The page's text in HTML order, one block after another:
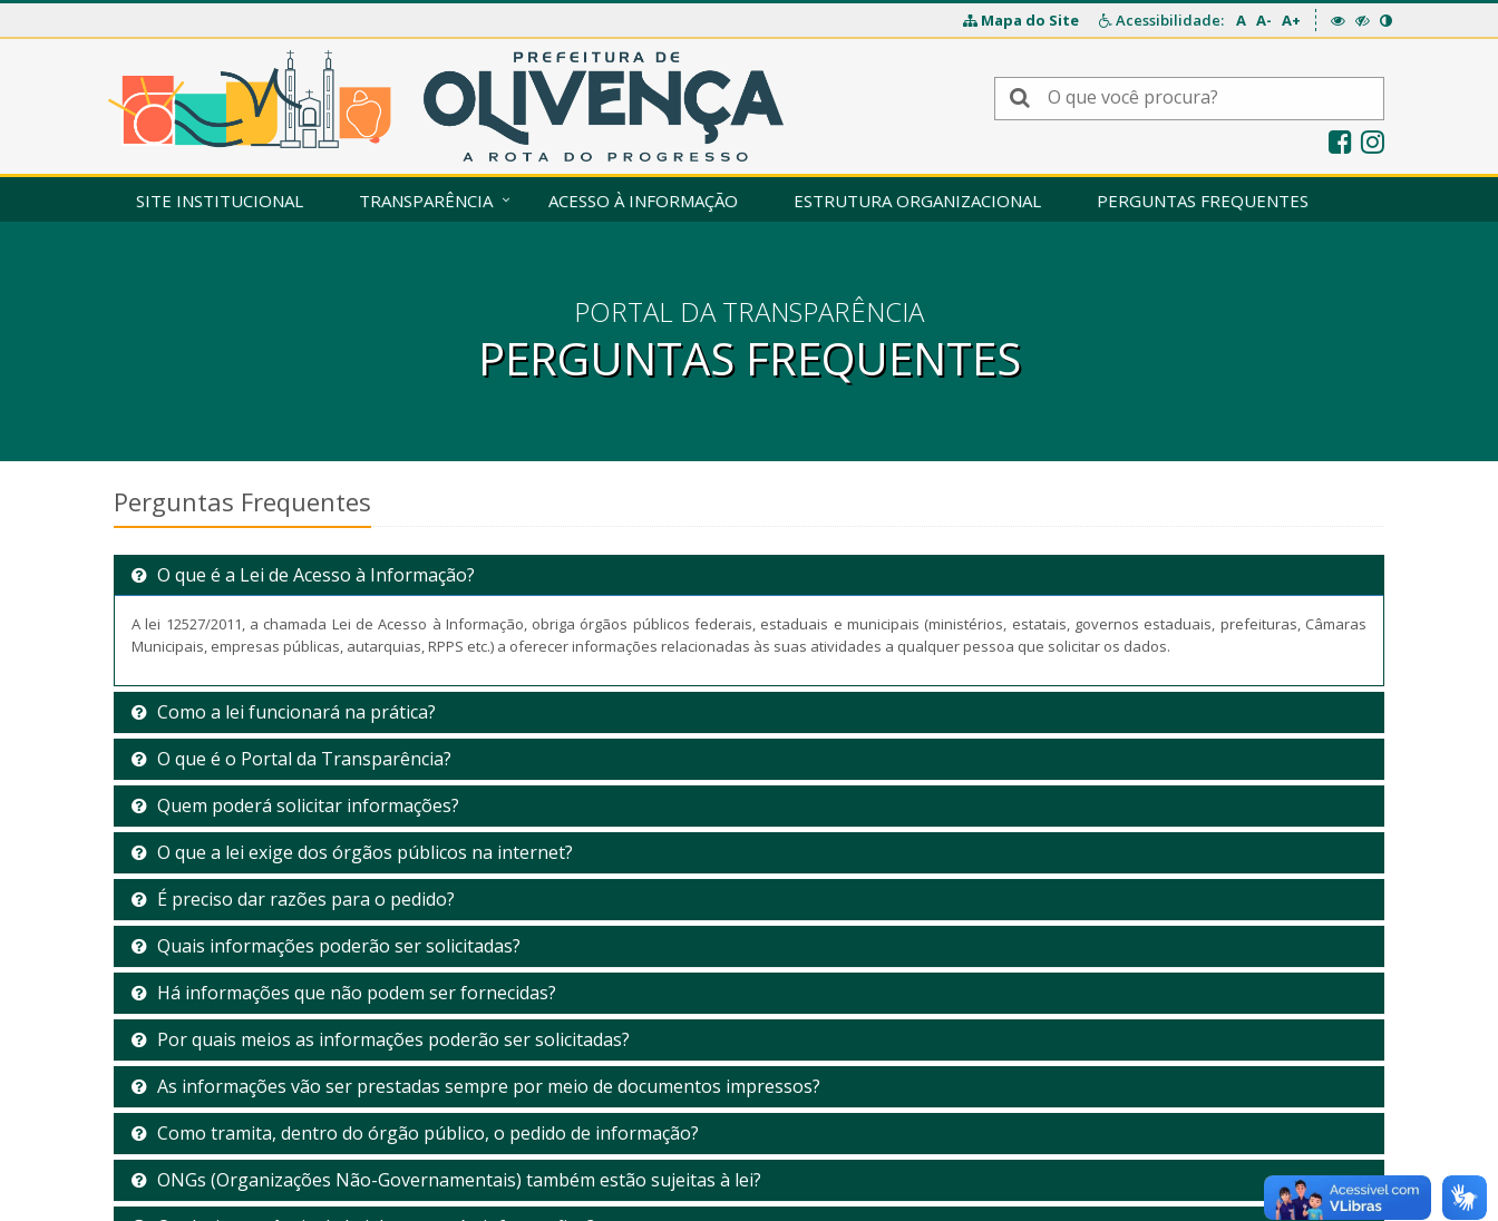
Mapa do Site Acessibilidade: A A- A+
SITE INSTITUCIONAL TRANSPARÊNCIA ACESSO À INFORMAÇÃO ESTRUTURA ORGANIZACIONAL PERGUNTAS FREQUENTES
PORTAL DA TRANSPARÊNCIA
PERGUNTAS FREQUENTES
Perguntas Frequentes
O que é a Lei de Acesso à Informação?
A lei 12527/2011, a chamada Lei de Acesso à Informação, obriga órgãos públicos federais, estaduais e municipais (ministérios, estatais, governos estaduais, prefeituras, Câmaras
Municipais, empresas públicas, autarquias, RPPS etc.) a oferecer informações relacionadas às suas atividades a qualquer pessoa que solicitar os dados.
Como a lei funcionará na prática?
O que é o Portal da Transparência?
Quem poderá solicitar informações?
O que a lei exige dos órgãos públicos na internet?
É preciso dar razões para o pedido?
Quais informações poderão ser solicitadas?
Há informações que não podem ser fornecidas?
Por quais meios as informações poderão ser solicitadas?
As informações vão ser prestadas sempre por meio de documentos impressos?
Como tramita, dentro do órgão público, o pedido de informação?
ONGs (Organizações Não-Governamentais) também estão sujeitas à lei?